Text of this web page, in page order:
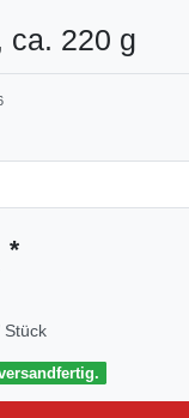
ca. 220 g
*
Stück